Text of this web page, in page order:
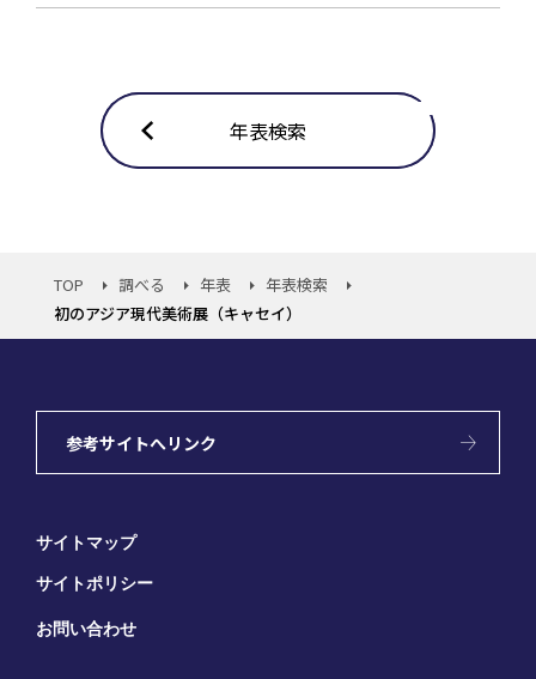
年表検索
TOP 調べる 年表
年表検索
初のアジア現代美術展（キャセイ）
参考サイトへリンク
サイトマップ
サイトポリシー
お問い合わせ